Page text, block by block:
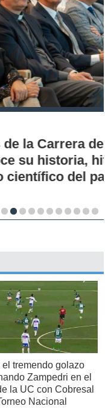
Química de
y aporte
país
el tremendo golazo
Zampedri en el
la UC con Cobresal
Nacional